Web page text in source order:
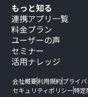
もっと知る
連携アプリ一覧
料金プラン
ユーザーの声
セミナー
活用ナレッジ
会社概要利用規約プライ
セキュリティポリシー特定